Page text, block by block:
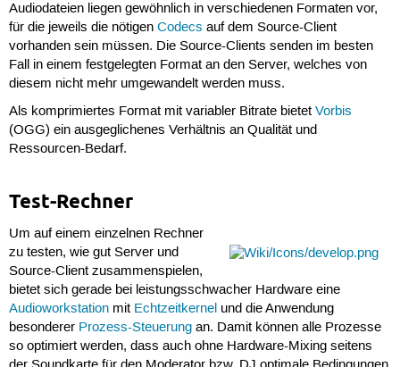
Audiodateien liegen gewöhnlich in verschiedenen Formaten vor,
für die jeweils die nötigen Codecs auf dem Source-Client
vorhanden sein müssen. Die Source-Clients senden im besten
Fall in einem festgelegten Format an den Server, welches von
diesem nicht mehr umgewandelt werden muss.
Als komprimiertes Format mit variabler Bitrate bietet Vorbis
(OGG) ein ausgeglichenes Verhältnis an Qualität und
Ressourcen-Bedarf.
Test-Rechner
Um auf einem einzelnen Rechner
zu testen, wie gut Server und
Source-Client zusammenspielen,
bietet sich gerade bei leistungsschwacher Hardware eine
Audioworkstationmit Echtzeitkernel und die Anwendung
besonderer Prozess-Steuerungan. Damit können alle Prozesse
so optimiert werden, dass auch ohne Hardware-Mixing seitens